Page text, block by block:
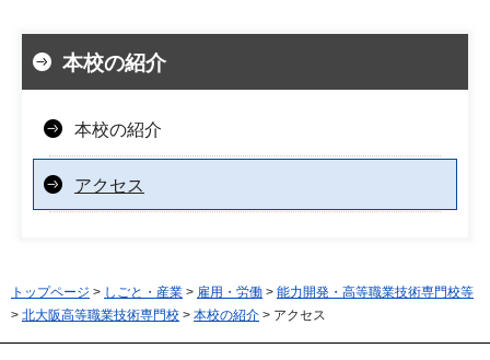
本校の紹介
本校の紹介
アクセス
トップページ > しごと・産業 > 雇用・労働 > 能力開発・高等職業技術専門校等
> 北大阪高等職業技術専門校 > 本校の紹介 > アクセス